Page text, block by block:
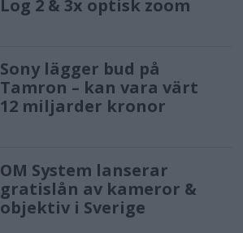
Log 2 & 3x optisk zoom
Sony lägger bud på
Tamron – kan vara värt
12 miljarder kronor
OM System lanserar
gratislån av kameror &
objektiv i Sverige